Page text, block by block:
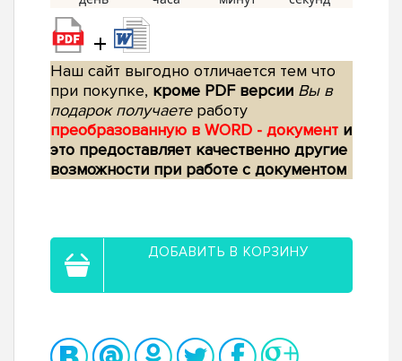
+
Наш сайт выгодно отличается тем что
при покупке, кроме PDF версии Вы в
подарок получаетеработу
преобразованную в WORD - документ и
это предоставляет качественно другие
возможности при работе с документом
ДОБАВИТЬ В КОРЗИНУ